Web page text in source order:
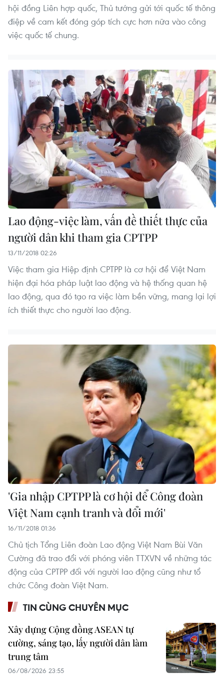
hội đồng Liên hợp quốc, Thủ tướng gửi tới quốc tế thông
điệp về cam kết đóng góp tích cực hơn nữa vào công
việc quốc tế chung.
Lao động-việc làm, vấn đề thiết thực của
người dân khi tham gia CPTPP
13/11/2018 02:26
Việc tham gia Hiệp định CPTPP là cơ hội để Việt Nam
hiện đại hóa pháp luật lao động và hệ thống quan hệ
lao động, qua đó tạo ra việc làm bền vững, mang lại lợi
ích thiết thực cho người lao động.
'Gia nhập CPTPP là cơ hội để Công đoàn
Việt Nam cạnh tranh và đổi mới'
16/11/2018 01:36
Chủ tịch Tổng Liên đoàn Lao động Việt Nam Bùi Văn
Cường đã trao đổi với phóng viên TTXVN về những tác
động của CPTPP đối với người lao động cũng như tổ
chức Công đoàn Việt Nam.
TIN CÙNG CHUYÊN MỤC
Xây dựng Cộng đồng ASEAN tự
cường, sáng tạo, lấy người dân làm
trung tâm
06/08/2026 23:55